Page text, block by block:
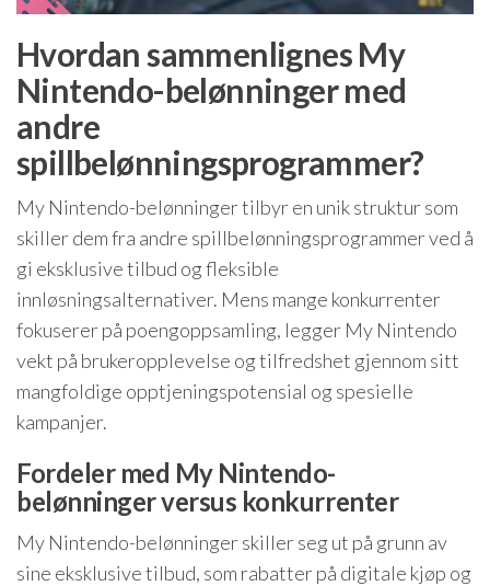
Hvordan sammenlignes My
Nintendo-belønninger med
andre
spillbelønningsprogrammer?
My Nintendo-belønninger tilbyr en unik struktur som
skiller dem fra andre spillbelønningsprogrammer ved å
gi eksklusive tilbud og fleksible
innløsningsalternativer. Mens mange konkurrenter
fokuserer på poengoppsamling, legger My Nintendo
vekt på brukeropplevelse og tilfredshet gjennom sitt
mangfoldige opptjeningspotensial og spesielle
kampanjer.
Fordeler med My Nintendo-
belønninger versus konkurrenter
My Nintendo-belønninger skiller seg ut på grunn av
sine eksklusive tilbud, som rabatter på digitale kjøp og